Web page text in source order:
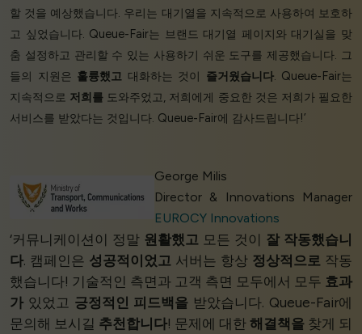
할 것을 예상했습니다. 우리는 대기열을 지속적으로 사용하여 보호하
고 싶었습니다. Queue-Fair는 브랜드 대기열 페이지와 대기실을 맞
춤 설정하고 관리할 수 있는 사용하기 쉬운 도구를 제공했습니다. 그
들의 지원은 훌륭했고 대화하는 것이 즐거웠습니다. Queue-Fair는
지속적으로 저희를 도와주었고, 저희에게 중요한 것은 저희가 필요한
서비스를 받았다는 것입니다. Queue-Fair에 감사드립니다!’
George Milis
Director & Innovations Manager
EUROCY Innovations
‘커뮤니케이션이 정말 원활했고 모든 것이 잘 작동했습니
다. 캠페인은 성공적이었고 서버는 항상 정상적으로 작동
했습니다! 기술적인 측면과 고객 측면 모두에서 모두 효과
가 있었고 긍정적인 피드백을 받았습니다. Queue-Fair에
문의해 보시길 추천합니다! 문제에 대한해결책을 찾게 되